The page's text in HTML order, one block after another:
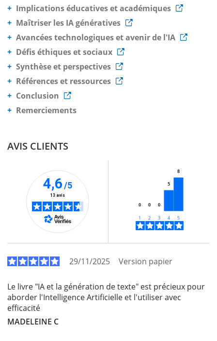
Implications éducatives et académiques
Maîtriser les IA génératives
Avancées technologiques et avenir de l'IA
Défis éthiques et sociaux
Synthèse et perspectives
Références et ressources
Conclusion
Remerciements
AVIS CLIENTS
4,6/5
13 avis
0 0 0
5
8
29/11/2025 Version papier
Le livre "IA et la génération de texte" est précieux pour
aborder l'Intelligence Artificielle et l'utiliser avec
efficacité
MADELEINE C